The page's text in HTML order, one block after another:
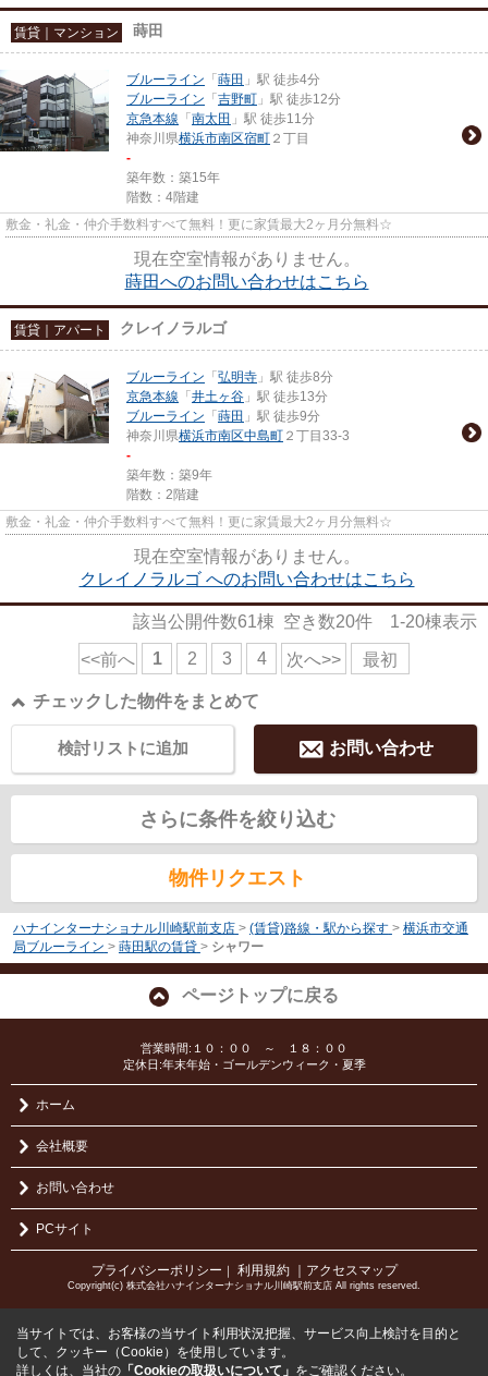
賃貸｜マンション 蒔田
ブルーライン 「 蒔田 」駅 徒歩4分
ブルーライン 「 吉野町 」駅 徒歩12分
京急本線 「 南太田 」駅 徒歩11分
神奈川県横浜市南区宿町 ２丁目
-
築年数：築15年
階数：4階建
敷金・礼金・仲介手数料すべて無料！更に家賃最大2ヶ月分無料☆
現在空室情報がありません。
蒔田へのお問い合わせはこちら
賃貸｜アパート クレイノラルゴ
ブルーライン 「 弘明寺 」駅 徒歩8分
京急本線 「 井土ヶ谷 」駅 徒歩13分
ブルーライン 「 蒔田 」駅 徒歩9分
神奈川県横浜市南区中島町 ２丁目33-3
-
築年数：築9年
階数：2階建
敷金・礼金・仲介手数料すべて無料！更に家賃最大2ヶ月分無料☆
現在空室情報がありません。
クレイノラルゴ へのお問い合わせはこちら
該当公開件数61棟 空き数20件 1-20棟表示
<<前へ 1 2 3 4 次へ>> 最初
チェックした物件をまとめて
お問い合わせ
検討リストに追加
さらに条件を絞り込む
物件リクエスト
ハナインターナショナル川崎駅前支店 > (賃貸)路線・駅から探す > 横浜市交通
局ブルーライン > 蒔田駅の賃貸 > シャワー
ページトップに戻る
営業時間:１０：００ ～ １８：００
定休日:年末年始・ゴールデンウィーク・夏季
ホーム
会社概要
お問い合わせ
PCサイト
プライバシーポリシー ｜ 利用規約 ｜アクセスマップ
Copyright(c) 株式会社ハナインターナショナル川崎駅前支店 All rights reserved.
当サイトでは、お客様の当サイト利用状況把握、サービス向上検討を目的と
して、クッキー（Cookie）を使用しています。
詳しくは、当社の 「Cookieの取扱いについて」 をご確認ください。